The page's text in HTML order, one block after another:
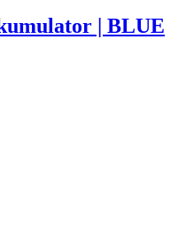
| BLUE